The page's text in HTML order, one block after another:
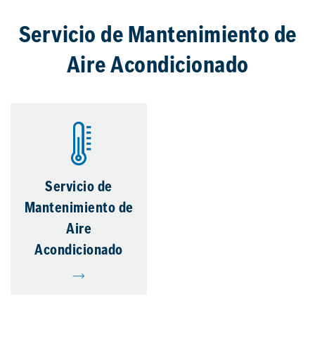
Servicio de Mantenimiento de
Aire Acondicionado
Servicio de
Mantenimiento de
Aire
Acondicionado